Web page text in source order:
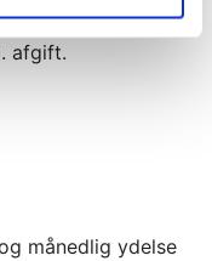
afgift.
månedlig ydelse